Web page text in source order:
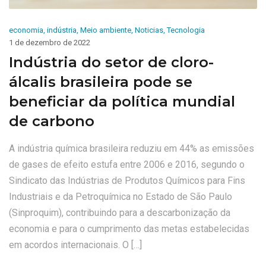
economia, indústria, Meio ambiente, Noticias,Tecnologia
1 de dezembro de 2022
Indústria do setor de cloro-
álcalis brasileira pode se
beneficiar da política mundial
de carbono
A indústria química brasileira reduziu em 44% as emissões
de gases de efeito estufa entre 2006 e 2016, segundo o
Sindicato das Indústrias de Produtos Químicos para Fins
Industriais e da Petroquímica no Estado de São Paulo
(Sinproquim), contribuindo para a descarbonização da
economia e para o cumprimento das metas estabelecidas
em acordos internacionais. O […]